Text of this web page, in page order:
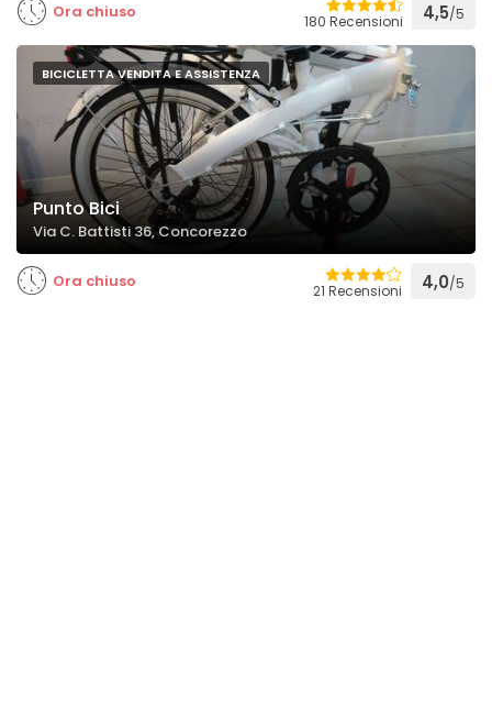
Ora chiuso 180 Recensioni 4,5/5
BICICLETTA VENDITA E ASSISTENZA
Punto Bici
Via C. Battisti 36, Concorezzo
Ora chiuso 21 Recensioni 4,0/5